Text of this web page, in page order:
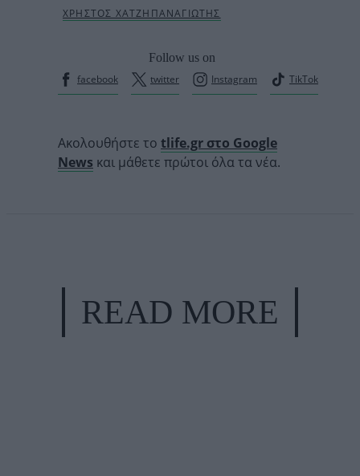
Follow us on
facebook
twitter Instagram TikTok
Ακολουθήστε το tlife.gr στο Google
News και μάθετε πρώτοι όλα τα νέα.
READ MORE